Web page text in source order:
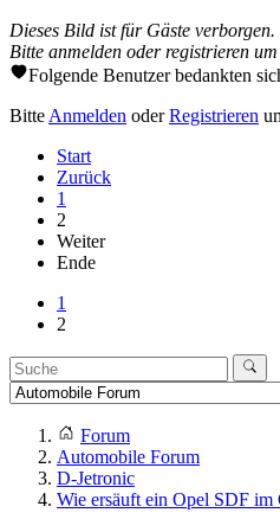
Dieses Bild ist für Gäste verborgen.
Bitte anmelden oder registrieren
Folgende Benutzer bedankten
Bitte Anmelden oderRegistrieren
Start
Zurück
1
2
Weiter
Ende
1
2
Forum
Automobile Forum
D-Jetronic
Wie ersäuft ein Opel SDF im